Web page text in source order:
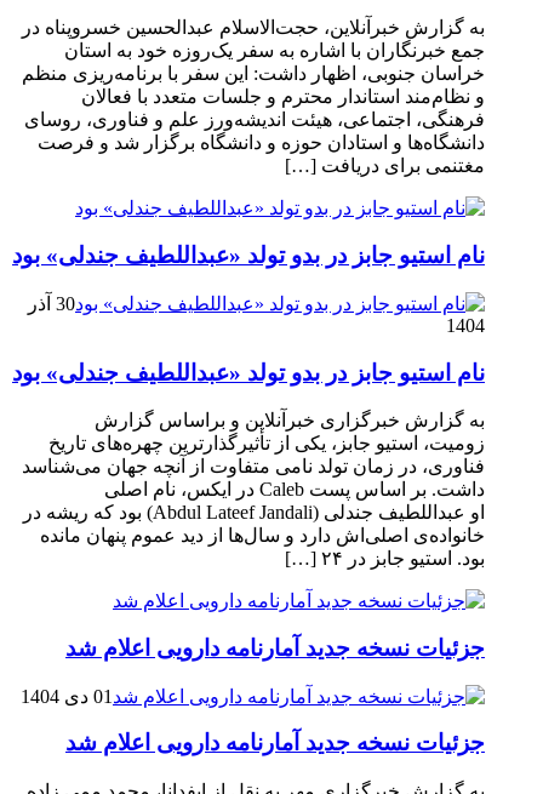
به گزارش خبرآنلاین، حجت‌الاسلام عبدالحسین خسروپناه در
جمع خبرنگاران با اشاره به سفر یک‌روزه خود به استان
خراسان جنوبی، اظهار داشت: این سفر با برنامه‌ریزی منظم
و نظام‌مند استاندار محترم و جلسات متعدد با فعالان
فرهنگی، اجتماعی، هیئت اندیشه‌ورز علم و فناوری، روسای
دانشگاه‌ها و استادان حوزه و دانشگاه برگزار شد و فرصت
مغتنمی برای دریافت […]
نام استیو جابز در بدو تولد «عبداللطیف جندلی» بود
30 آذر
1404
نام استیو جابز در بدو تولد «عبداللطیف جندلی» بود
به گزارش خبرگزاری خبرآنلاین و براساس گزارش
زومیت، استیو جابز، یکی از تأثیرگذارترین چهره‌های تاریخ
فناوری، در زمان تولد نامی متفاوت از آنچه جهان می‌شناسد
داشت. بر اساس پست Caleb در ایکس، نام اصلی
او عبداللطیف جندلی (Abdul Lateef Jandali) بود که ریشه در
خانواده‌ی اصلی‌اش دارد و سال‌ها از دید عموم پنهان مانده
بود. استیو جابز در ۲۴ […]
جزئیات نسخه جدید آمارنامه دارویی اعلام شد
01 دی 1404
جزئیات نسخه جدید آمارنامه دارویی اعلام شد